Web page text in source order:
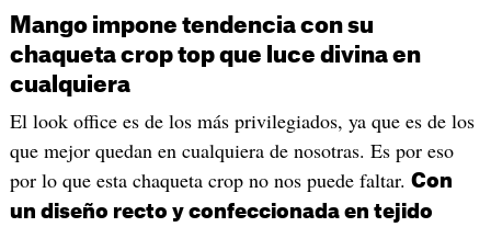
Mango impone tendencia con su
chaqueta crop top que luce divina en
cualquiera
El look office es de los más privilegiados, ya que es de los
que mejor quedan en cualquiera de nosotras. Es por eso
por lo que esta chaqueta crop no nos puede faltar. Con
un diseño recto y confeccionada en tejido